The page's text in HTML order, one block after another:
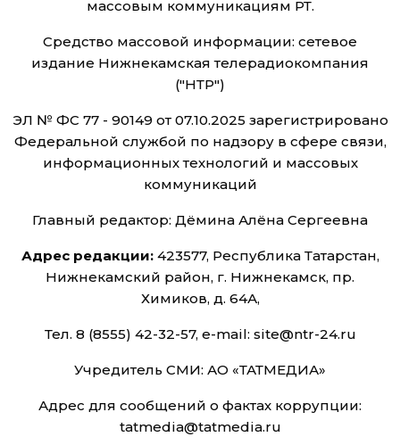
массовым коммуникациям РТ.
Средство массовой информации: сетевое
издание Нижнекамская телерадиокомпания
("НТР")
ЭЛ № ФС 77 - 90149 от 07.10.2025 зарегистрировано
Федеральной службой по надзору в сфере связи,
информационных технологий и массовых
коммуникаций
Главный редактор: Дёмина Алёна Сергеевна
Адрес редакции:423577, Республика Татарстан,
Нижнекамский район, г. Нижнекамск, пр.
Химиков, д. 64А,
Тел. 8 (8555) 42-32-57, e-mail: site@ntr-24.ru
Учредитель СМИ: АО «ТАТМЕДИА»
Адрес для сообщений о фактах коррупции:
tatmedia@tatmedia.ru